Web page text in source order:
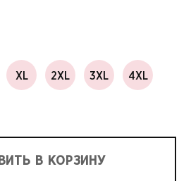
XL 2XL 3XL 4XL
В КОРЗИНУ